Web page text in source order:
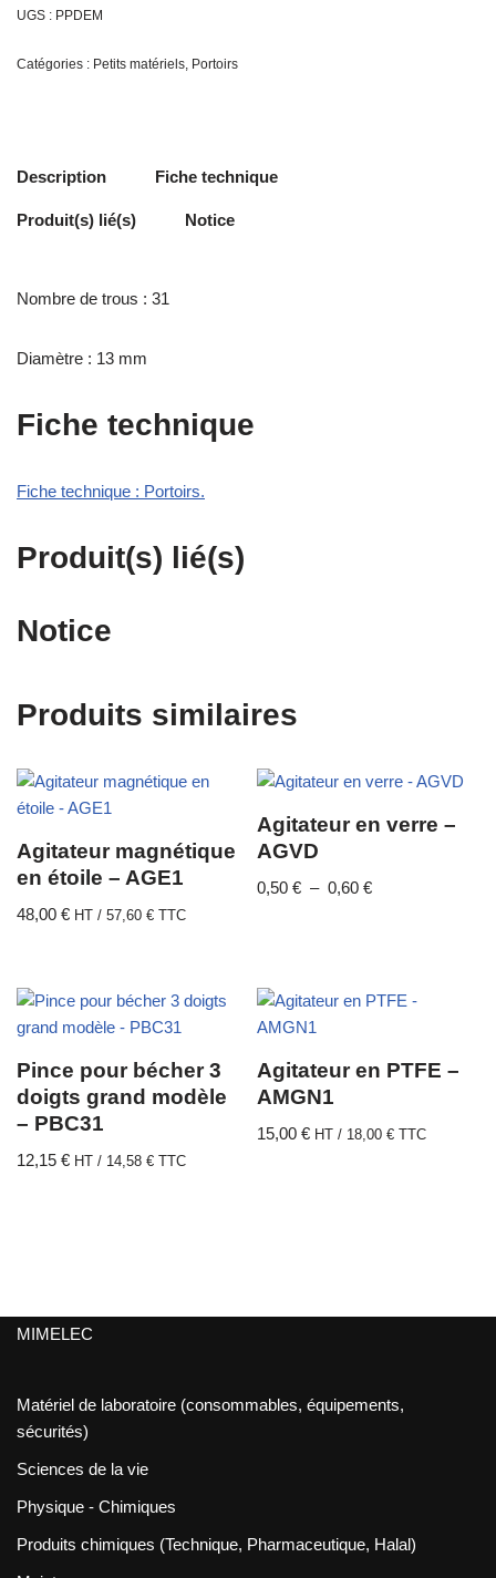
UGS : PPDEM
Catégories : Petits matériels, Portoirs
Description Fiche technique
Produit(s) lié(s) Notice
Nombre de trous : 31
Diamètre : 13 mm
Fiche technique
Fiche technique : Portoirs.
Produit(s) lié(s)
Notice
Produits similaires
Agitateur magnétique
en étoile – AGE1
48,00 € HT / 57,60 € TTC
Agitateur en verre –
AGVD
0,50€ – 0,60€
Pince pour bécher 3
doigts grand modèle
– PBC31
12,15 € HT / 14,58 € TTC
Agitateur en PTFE –
AMGN1
15,00€ HT / 18,00€ TTC
MIMELEC
Matériel de laboratoire (consommables, équipements,
sécurités)
Sciences de la vie
Physique - Chimiques
Produits chimiques (Technique, Pharmaceutique, Halal)